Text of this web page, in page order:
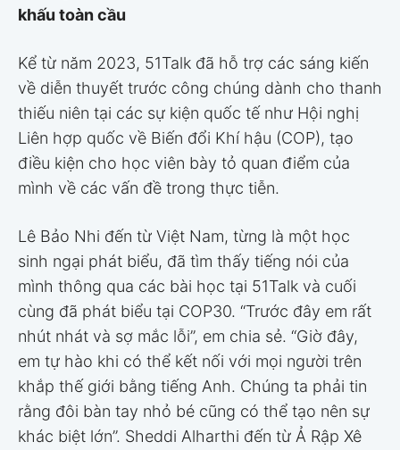
khấu toàn cầu
Kể từ năm 2023, 51Talk đã hỗ trợ các sáng kiến
về diễn thuyết trước công chúng dành cho thanh
thiếu niên tại các sự kiện quốc tế như Hội nghị
Liên hợp quốc về Biến đổi Khí hậu (COP), tạo
điều kiện cho học viên bày tỏ quan điểm của
mình về các vấn đề trong thực tiễn.
Lê Bảo Nhi đến từ Việt Nam, từng là một học
sinh ngại phát biểu, đã tìm thấy tiếng nói của
mình thông qua các bài học tại 51Talk và cuối
cùng đã phát biểu tại COP30. “Trước đây em rất
nhút nhát và sợ mắc lỗi”, em chia sẻ. “Giờ đây,
em tự hào khi có thể kết nối với mọi người trên
khắp thế giới bằng tiếng Anh. Chúng ta phải tin
rằng đôi bàn tay nhỏ bé cũng có thể tạo nên sự
khác biệt lớn”. Sheddi Alharthi đến từ Ả Rập Xê